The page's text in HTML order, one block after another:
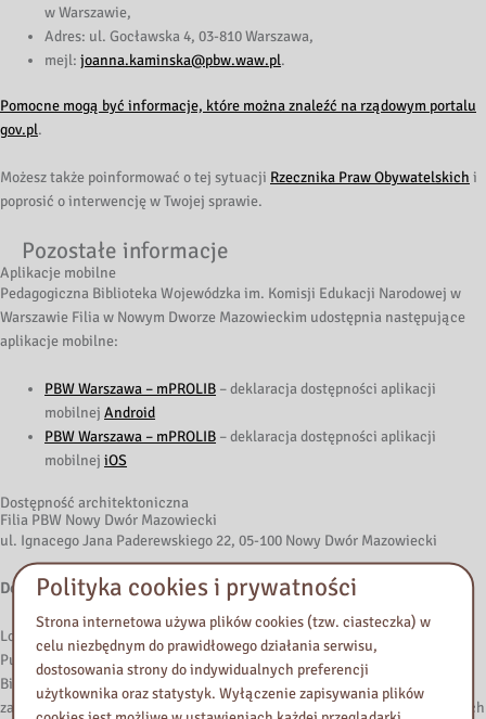
w Warszawie,
Adres: ul. Gocławska 4, 03-810 Warszawa,
mejl:joanna.kaminska@pbw.waw.pl.
Pomocne mogą być informacje, które można znaleźć na rządowym portalu
gov.pl.
Możesz także poinformować o tej sytuacji Rzecznika Praw Obywatelskich i
poprosić o interwencję w Twojej sprawie.
Pozostałe informacje
Aplikacje mobilne
Pedagogiczna Biblioteka Wojewódzka im. Komisji Edukacji Narodowej w
Warszawie Filia w Nowym Dworze Mazowieckim udostępnia następujące
aplikacje mobilne:
PBW Warszawa – mPROLIB – deklaracja dostępności aplikacji
mobilnejAndroid
PBW Warszawa – mPROLIB – deklaracja dostępności aplikacji
mobilnejiOS
Dostępność architektoniczna
Filia PBW Nowy Dwór Mazowiecki
ul. Ignacego Jana Paderewskiego 22, 05-100 Nowy Dwór Mazowiecki
Dostępność wejścia do budynku i przechodzenia przez obszary kontroli
Lokal Filii znajduje się w budynku Miejskiej i Powiatowej Biblioteki
Publicznej w Nowym Dworze Mazowieckim na poziomie „-1”. Wejście do
Biblioteki jest bezpośrednio z poziomu parkingu, a w pomieszczeniu
zajmowanym przez filię jest podjazd dla osób poruszających się na wózkach
Polityka cookies i prywatności
Strona internetowa używa plików cookies (tzw. ciasteczka) w
celu niezbędnym do prawidłowego działania serwisu,
dostosowania strony do indywidualnych preferencji
użytkownika oraz statystyk. Wyłączenie zapisywania plików